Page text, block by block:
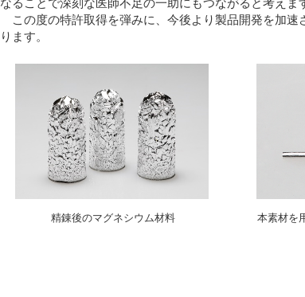
なることで深刻な医師不足の一助にもつながると考えま
この度の特許取得を弾みに、今後より製品開発を加速
ります。
精錬後のマグネシウム材料 本素材を